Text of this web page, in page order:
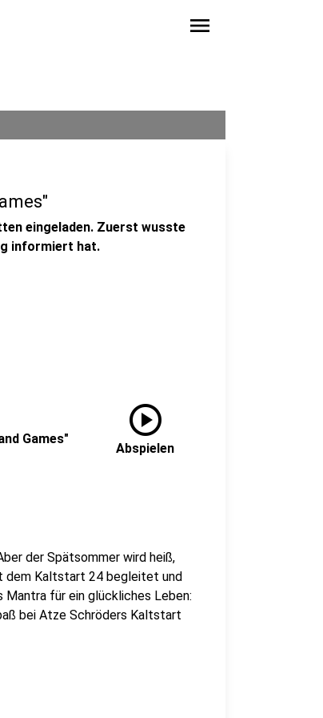
menu
eingeladen. Zuerst wusste
informiert hat.
Games"
play_circle
Abspielen
der Spätsommer wird heiß,
dem Kaltstart 24 begleitet und
für ein glückliches Leben:
bei Atze Schröders Kaltstart